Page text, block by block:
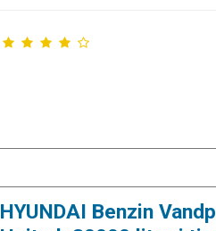
HYUNDAI Benzin